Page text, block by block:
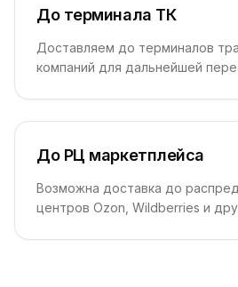
До терминала ТК
Доставляем до терминалов
компаний для дальнейшей
До РЦ маркетплейса
Возможна доставка до
центров Ozon, Wildberries и